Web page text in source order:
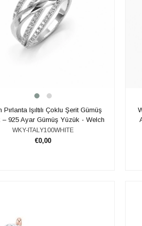
Pırlanta Işıltılı Çoklu Şerit Gümüş
– 925 Ayar Gümüş Yüzük - Welch
WKY-ITALY100WHITE
€0,00